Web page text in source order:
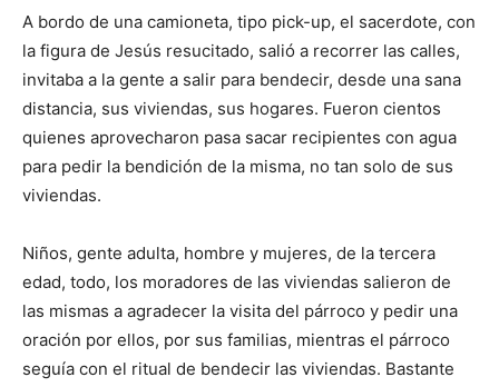
A bordo de una camioneta, tipo pick-up, el sacerdote, con
la figura de Jesús resucitado, salió a recorrer las calles,
invitaba a la gente a salir para bendecir, desde una sana
distancia, sus viviendas, sus hogares. Fueron cientos
quienes aprovecharon pasa sacar recipientes con agua
para pedir la bendición de la misma, no tan solo de sus
viviendas.
Niños, gente adulta, hombre y mujeres, de la tercera
edad, todo, los moradores de las viviendas salieron de
las mismas a agradecer la visita del párroco y pedir una
oración por ellos, por sus familias, mientras el párroco
seguía con el ritual de bendecir las viviendas. Bastante